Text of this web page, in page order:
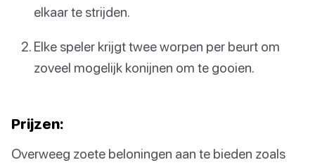
elkaar te strijden.
Elke speler krijgt twee worpen per beurt om
zoveel mogelijk konijnen om te gooien.
Prijzen:
Overweeg zoete beloningen aan te bieden zoals